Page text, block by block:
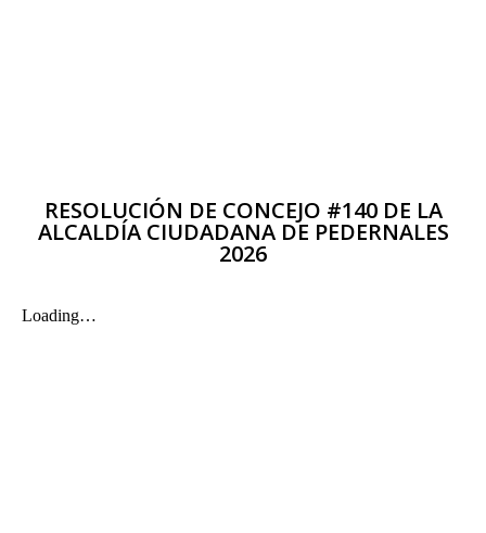
RESOLUCIÓN DE CONCEJO #140 DE LA
ALCALDÍA CIUDADANA DE PEDERNALES
2026